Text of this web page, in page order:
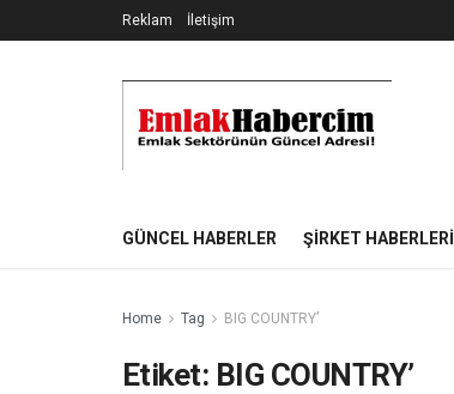
Reklam İletişim
GÜNCEL HABERLER ŞIRKET HABERLERI
Home Tag BIG COUNTRY’
Etiket: BIG COUNTRY’